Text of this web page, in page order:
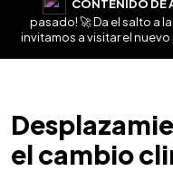
CONTENIDO DE
pasado! 🚀 Da el salto a
invitamos a visitar el
el cambio